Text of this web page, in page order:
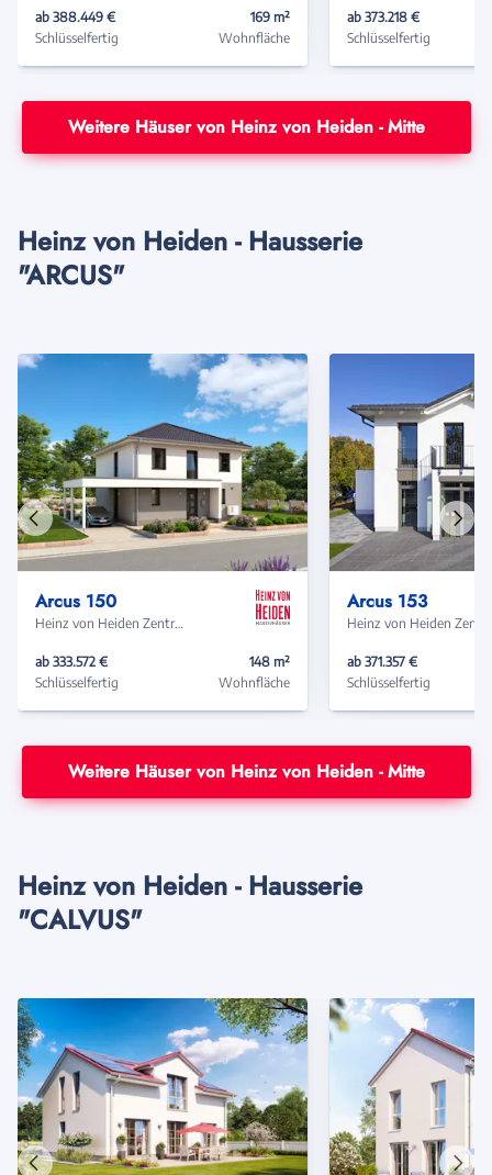
ab 388.449 €
Schlüsselfertig
169 m²
Wohnfläche
ab 373.218 €
Schlüsselfertig
Weitere Häuser von Heinz von Heiden - Mitte
Heinz von Heiden - Hausserie
"ARCUS"
Arcus 150
Heinz von Heiden Zentrale
ab 333.572 €
Schlüsselfertig
148 m²
Wohnfläche
Arcus 153
ab 371.357 €
Schlüsselfertig
Vorheriges
Haus
Haus
Weitere Häuser von Heinz von Heiden - Mitte
Heinz von Heiden - Hausserie
"CALVUS"